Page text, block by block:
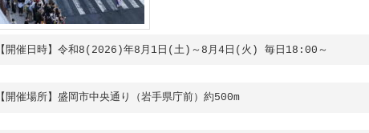
【開催日時】令和8(2026)年8月1日(土)～8月4日(火) 毎日18:00～
【開催場所】盛岡市中央通り（岩手県庁前）約500m